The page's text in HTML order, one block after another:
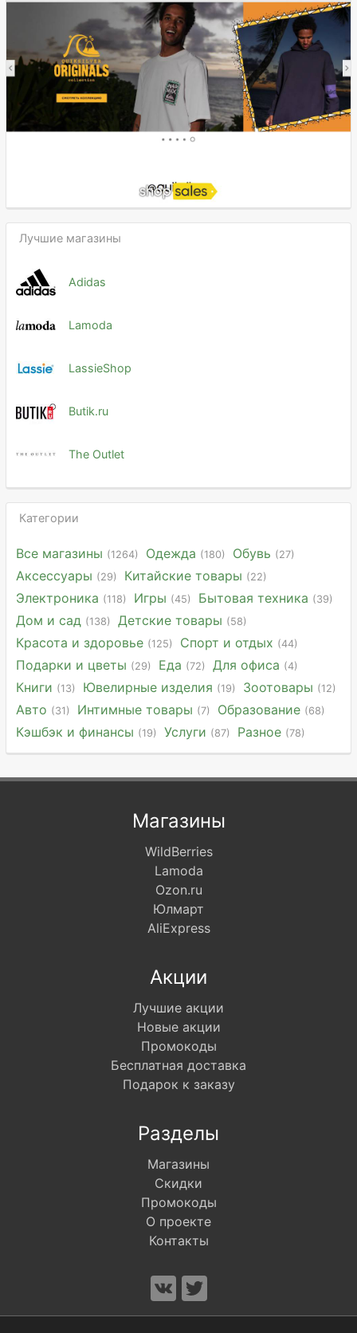
Лучшие магазины
Adidas
Lamoda
LassieShop
Butik.ru
The Outlet
Категории
Все магазины (1264) Одежда (180) Обувь (27)
Аксессуары (29) Китайские товары (22)
Электроника (118) Игры (45) Бытовая техника (39)
Дом и сад (138) Детские товары (58)
Красота и здоровье (125) Спорт и отдых (44)
Подарки и цветы (29) Еда (72) Для офиса (4)
Книги (13) Ювелирные изделия (19) Зоотовары (12)
Авто (31) Интимные товары (7) Образование (68)
Кэшбэк и финансы (19) Услуги (87) Разное (78)
Магазины
WildBerries
Lamoda
Ozon.ru
Юлмарт
AliExpress
Акции
Лучшие акции
Новые акции
Промокоды
Бесплатная доставка
Подарок к заказу
Разделы
Магазины
Скидки
Промокоды
О проекте
Контакты